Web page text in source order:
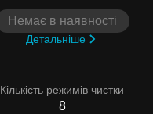
Немає в наявності
Детальніше
Кількість режимів чистки
8